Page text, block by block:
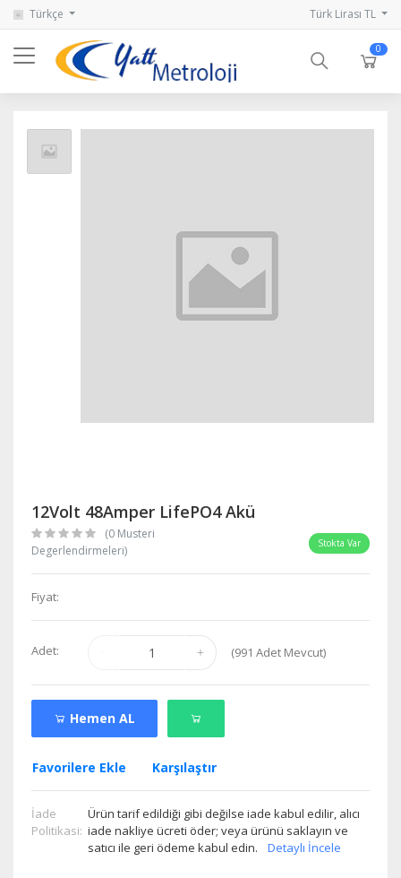
Türkçe Türk Lirası TL
0
12Volt 48Amper LifePO4 Akü
(0 Musteri
Degerlendirmeleri)
Stokta Var
Fiyat:
Adet: (991 Adet Mevcut)
Hemen AL
Favorilere Ekle Karşılaştır
İade
Politikasi:
Ürün tarif edildiği gibi değilse iade kabul edilir, alıcı
iade nakliye ücreti öder; veya ürünü saklayın ve
satıcı ile geri ödeme kabul edin.
Detaylı İncele